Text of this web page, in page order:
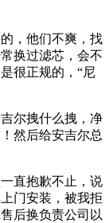
，他们不爽，找
换过滤芯，会不
很正规的，“尼
尔拽什么拽，净
然后给安吉尔总
直抱歉不止，说
门安装，被我拒
后换负责公司以